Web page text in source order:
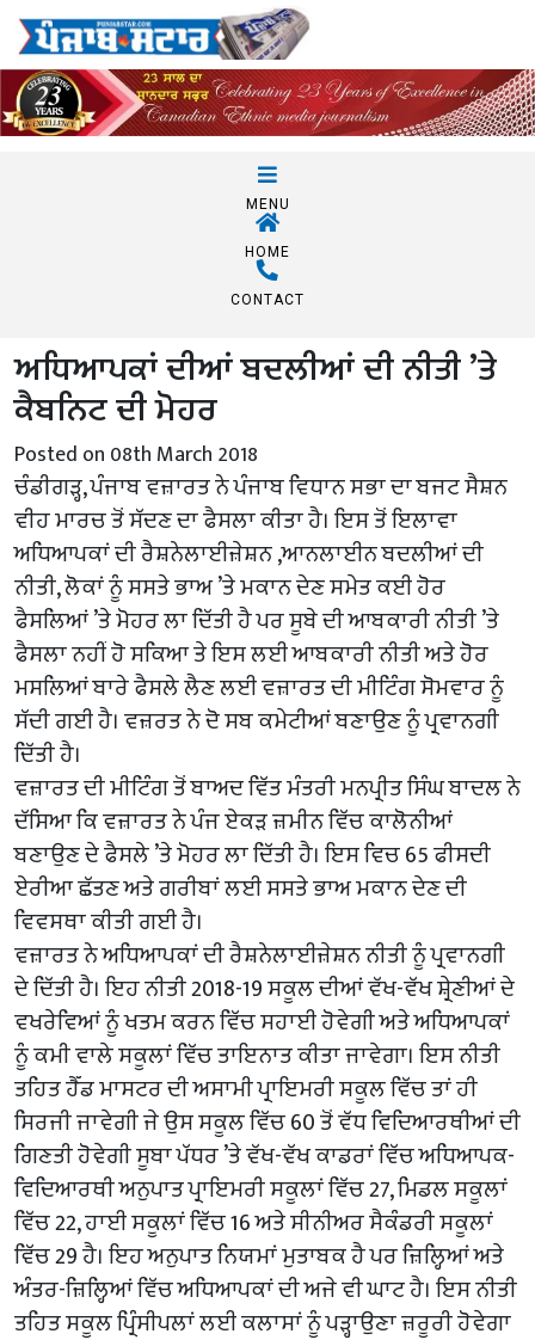
MENU
HOME
CONTACT
ਅਧਿਆਪਕਾਂ ਦੀਆਂ ਬਦਲੀਆਂ ਦੀ ਨੀਤੀ ’ਤੇ
ਕੈਬਨਿਟ ਦੀ ਮੋਹਰ
Posted on 08th March 2018
ਚੰਡੀਗੜ੍ਹ, ਪੰਜਾਬ ਵਜ਼ਾਰਤ ਨੇ ਪੰਜਾਬ ਵਿਧਾਨ ਸਭਾ ਦਾ ਬਜਟ ਸੈਸ਼ਨ
ਵੀਹ ਮਾਰਚ ਤੋਂ ਸੱਦਣ ਦਾ ਫੈਸਲਾ ਕੀਤਾ ਹੈ। ਇਸ ਤੋਂ ਇਲਾਵਾ
ਅਧਿਆਪਕਾਂ ਦੀ ਰੈਸ਼ਨੇਲਾਈਜ਼ੇਸ਼ਨ ,ਆਨਲਾਈਨ ਬਦਲੀਆਂ ਦੀ
ਨੀਤੀ, ਲੋਕਾਂ ਨੂੰ ਸਸਤੇ ਭਾਅ ’ਤੇ ਮਕਾਨ ਦੇਣ ਸਮੇਤ ਕਈ ਹੋਰ
ਫੈਸਲਿਆਂ ’ਤੇ ਮੋਹਰ ਲਾ ਦਿੱਤੀ ਹੈ ਪਰ ਸੂਬੇ ਦੀ ਆਬਕਾਰੀ ਨੀਤੀ ’ਤੇ
ਫੈਸਲਾ ਨਹੀਂ ਹੋ ਸਕਿਆ ਤੇ ਇਸ ਲਈ ਆਬਕਾਰੀ ਨੀਤੀ ਅਤੇ ਹੋਰ
ਮਸਲਿਆਂ ਬਾਰੇ ਫੈਸਲੇ ਲੈਣ ਲਈ ਵਜ਼ਾਰਤ ਦੀ ਮੀਟਿੰਗ ਸੋਮਵਾਰ ਨੂੰ
ਸੱਦੀ ਗਈ ਹੈ। ਵਜ਼ਰਤ ਨੇ ਦੋ ਸਬ ਕਮੇਟੀਆਂ ਬਣਾਉਣ ਨੂੰ ਪ੍ਰਵਾਨਗੀ
ਦਿੱਤੀ ਹੈ।
ਵਜ਼ਾਰਤ ਦੀ ਮੀਟਿੰਗ ਤੋਂ ਬਾਅਦ ਵਿੱਤ ਮੰਤਰੀ ਮਨਪ੍ਰੀਤ ਸਿੰਘ ਬਾਦਲ ਨੇ
ਦੱਸਿਆ ਕਿ ਵਜ਼ਾਰਤ ਨੇ ਪੰਜ ਏਕੜ ਜ਼ਮੀਨ ਵਿੱਚ ਕਾਲੋਨੀਆਂ
ਬਣਾਉਣ ਦੇ ਫੈਸਲੇ ’ਤੇ ਮੋਹਰ ਲਾ ਦਿੱਤੀ ਹੈ। ਇਸ ਵਿਚ 65 ਫੀਸਦੀ
ਏਰੀਆ ਛੱਤਣ ਅਤੇ ਗਰੀਬਾਂ ਲਈ ਸਸਤੇ ਭਾਅ ਮਕਾਨ ਦੇਣ ਦੀ
ਵਿਵਸਥਾ ਕੀਤੀ ਗਈ ਹੈ।
ਵਜ਼ਾਰਤ ਨੇ ਅਧਿਆਪਕਾਂ ਦੀ ਰੈਸ਼ਨੇਲਾਈਜ਼ੇਸ਼ਨ ਨੀਤੀ ਨੂੰ ਪ੍ਰਵਾਨਗੀ
ਦੇ ਦਿੱਤੀ ਹੈ। ਇਹ ਨੀਤੀ 2018-19 ਸਕੂਲ ਦੀਆਂ ਵੱਖ-ਵੱਖ ਸ਼੍ਰੇਣੀਆਂ ਦੇ
ਵਖਰੇਵਿਆਂ ਨੂੰ ਖਤਮ ਕਰਨ ਵਿੱਚ ਸਹਾਈ ਹੋਵੇਗੀ ਅਤੇ ਅਧਿਆਪਕਾਂ
ਨੂੰ ਕਮੀ ਵਾਲੇ ਸਕੂਲਾਂ ਵਿੱਚ ਤਾਇਨਾਤ ਕੀਤਾ ਜਾਵੇਗਾ। ਇਸ ਨੀਤੀ
ਤਹਿਤ ਹੈੱਡ ਮਾਸਟਰ ਦੀ ਅਸਾਮੀ ਪ੍ਰਾਇਮਰੀ ਸਕੂਲ ਵਿੱਚ ਤਾਂ ਹੀ
ਸਿਰਜੀ ਜਾਵੇਗੀ ਜੇ ਉਸ ਸਕੂਲ ਵਿੱਚ 60 ਤੋਂ ਵੱਧ ਵਿਦਿਆਰਥੀਆਂ ਦੀ
ਗਿਣਤੀ ਹੋਵੇਗੀ ਸੂਬਾ ਪੱਧਰ ’ਤੇ ਵੱਖ-ਵੱਖ ਕਾਡਰਾਂ ਵਿੱਚ ਅਧਿਆਪਕ-
ਵਿਦਿਆਰਥੀ ਅਨੁਪਾਤ ਪ੍ਰਾਇਮਰੀ ਸਕੂਲਾਂ ਵਿੱਚ 27, ਮਿਡਲ ਸਕੂਲਾਂ
ਵਿੱਚ 22, ਹਾਈ ਸਕੂਲਾਂ ਵਿੱਚ 16 ਅਤੇ ਸੀਨੀਅਰ ਸੈਕੰਡਰੀ ਸਕੂਲਾਂ
ਵਿੱਚ 29 ਹੈ। ਇਹ ਅਨੁਪਾਤ ਨਿਯਮਾਂ ਮੁਤਾਬਕ ਹੈ ਪਰ ਜ਼ਿਲ੍ਹਿਆਂ ਅਤੇ
ਅੰਤਰ-ਜ਼ਿਲ੍ਹਿਆਂ ਵਿੱਚ ਅਧਿਆਪਕਾਂ ਦੀ ਅਜੇ ਵੀ ਘਾਟ ਹੈ। ਇਸ ਨੀਤੀ
ਤਹਿਤ ਸਕੂਲ ਪ੍ਰਿੰਸੀਪਲਾਂ ਲਈ ਕਲਾਸਾਂ ਨੂੰ ਪੜ੍ਹਾਉਣਾ ਜ਼ਰੂਰੀ ਹੋਵੇਗਾ